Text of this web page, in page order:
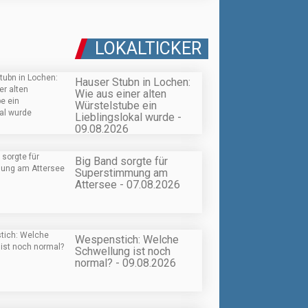
LOKALTICKER
Hauser Stubn in Lochen:
Wie aus einer alten
Würstelstube ein
Lieblingslokal wurde -
09.08.2026
Big Band sorgte für
Superstimmung am
Attersee - 07.08.2026
Wespenstich: Welche
Schwellung ist noch
normal? - 09.08.2026